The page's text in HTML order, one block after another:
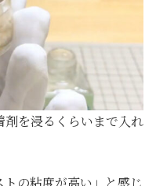
を浸るくらいまで入れ